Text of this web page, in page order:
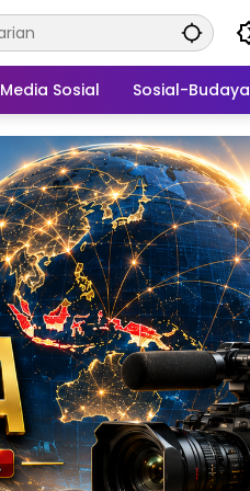
Media Sosial Sosial-Budaya